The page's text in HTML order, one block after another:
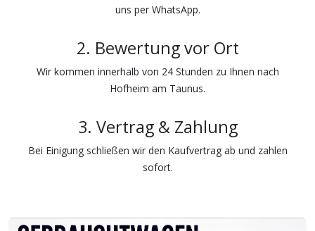
uns per WhatsApp.
2. Bewertung vor Ort
Wir kommen innerhalb von 24 Stunden zu Ihnen nach
Hofheim am Taunus.
3. Vertrag & Zahlung
Bei Einigung schließen wir den Kaufvertrag ab und zahlen
sofort.